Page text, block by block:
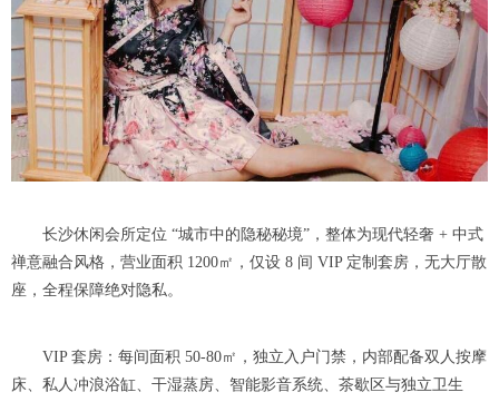
长沙休闲会所定位 “城市中的隐秘秘境”，整体为现代轻奢 + 中式
禅意融合风格，营业面积 1200㎡，仅设 8 间 VIP 定制套房，无大厅散
座，全程保障绝对隐私。
VIP 套房：每间面积 50-80㎡，独立入户门禁，内部配备双人按摩
床、私人冲浪浴缸、干湿蒸房、智能影音系统、茶歇区与独立卫生